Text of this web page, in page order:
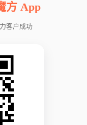
方 App
客户成功